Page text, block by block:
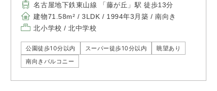
名古屋地下鉄東山線 「藤が丘」駅 徒歩13分
建物71.58m² / 3LDK / 1994年3月築 / 南向き
北小学校 / 北中学校
公園徒歩10分以内 スーパー徒歩10分以内
眺望あり
南向きバルコニー